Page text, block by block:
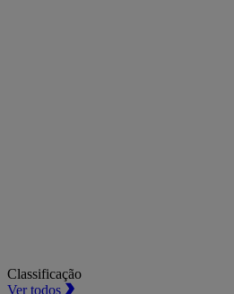
Classificação
Ver todos